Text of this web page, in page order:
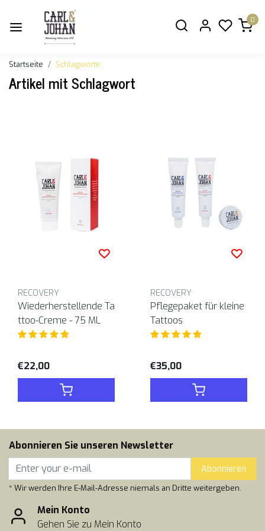
0
Startseite Schlagworte
Artikel mit Schlagwort
RECOVERY
Wiederherstellende Ta
ttoo-Creme - 75 ML
€22,00
RECOVERY
Pflegepaket für kleine
Tattoos
€35,00
Abonnieren Sie unseren Newsletter
Abonnieren
* Wir werden Ihre E-Mail-Adresse niemals an Dritte weitergeben.
Mein Konto
Gehen Sie zu Mein Konto